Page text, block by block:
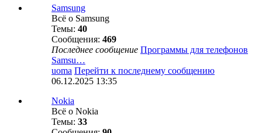
Samsung
Всё о Samsung
Темы: 40
Сообщения: 469
Последнее сообщение Программы для телефонов
Samsu…
uoma Перейти к последнему сообщению
06.12.2025 13:35
Nokia
Всё о Nokia
Темы: 33